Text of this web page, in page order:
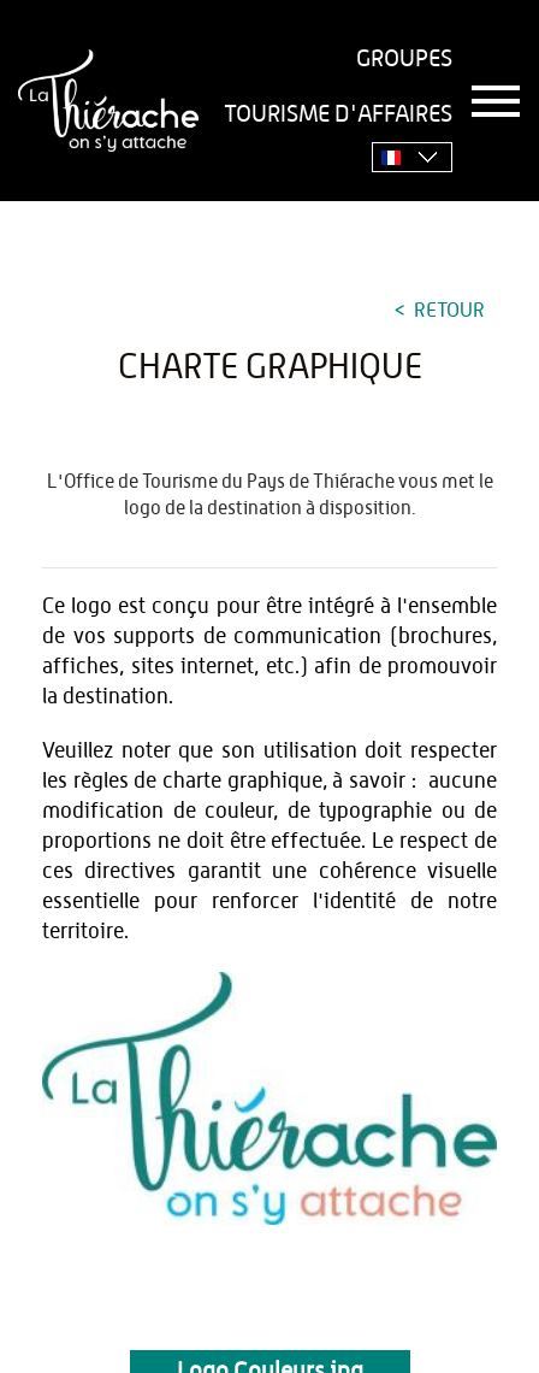
GROUPES
TOURISME D'AFFAIRES
T
o
Accueil› L'office de tourisme vous accompagne
RETOUR
CHARTE GRAPHIQUE
L'Office de Tourisme du Pays de Thiérache vous met le
logo de la destination à disposition.
Ce logo est conçu pour être intégré à l'ensemble
de vos supports de communication (brochures,
affiches, sites internet, etc.) afin de promouvoir
la destination.
Veuillez noter que son utilisation doit respecter
les règles de charte graphique, à savoir : aucune
modification de couleur, de typographie ou de
proportions ne doit être effectuée. Le respect de
ces directives garantit une cohérence visuelle
essentielle pour renforcer l'identité de notre
territoire.